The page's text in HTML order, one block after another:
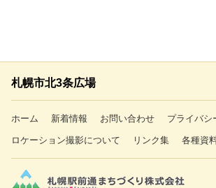
札幌市北3条広場
ホーム 新着情報 お問い合わせ プライバシ
ロケーション撮影について リンク集 各種資